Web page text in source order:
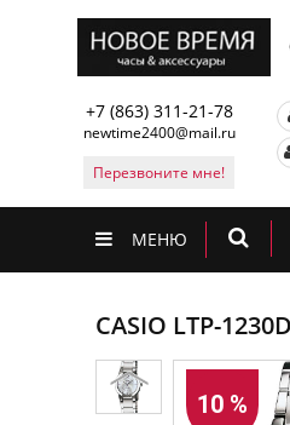
+7 (863) 311-21-78
newtime2400@mail.ru
Перезвоните мне!
МЕНЮ
CASIO LTP-
10 %